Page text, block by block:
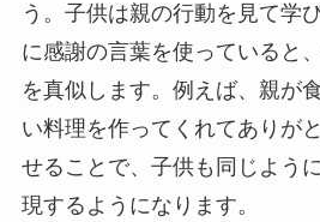
う。子供は親の行動を見て学
に感謝の言葉を使っていると
を真似します。例えば、親が
い料理を作ってくれてありが
せることで、子供も同じよう
現するようになります。